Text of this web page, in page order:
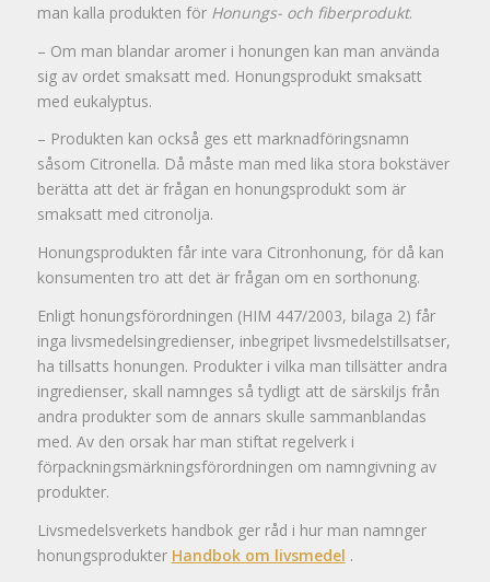
man kalla produkten för Honungs- och fiberprodukt.
– Om man blandar aromer i honungen kan man använda
sig av ordet smaksatt med. Honungsprodukt smaksatt
med eukalyptus.
– Produkten kan också ges ett marknadföringsnamn
såsom Citronella. Då måste man med lika stora bokstäver
berätta att det är frågan en honungsprodukt som är
smaksatt med citronolja.
Honungsprodukten får inte vara Citronhonung, för då kan
konsumenten tro att det är frågan om en sorthonung.
Enligt honungsförordningen (HIM 447/2003, bilaga 2) får
inga livsmedelsingredienser, inbegripet livsmedelstillsatser,
ha tillsatts honungen. Produkter i vilka man tillsätter andra
ingredienser, skall namnges så tydligt att de särskiljs från
andra produkter som de annars skulle sammanblandas
med. Av den orsak har man stiftat regelverk i
förpackningsmärkningsförordningen om namngivning av
produkter.
Livsmedelsverkets handbok ger råd i hur man namnger
honungsprodukter Handbok om livsmedel .